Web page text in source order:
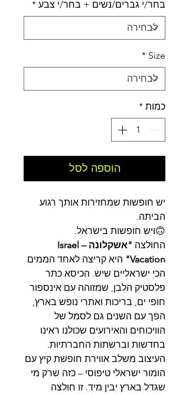
בחר/י גברים/נשים + בחר/י צבע *
Size
*
כמות *
הוספה לסל
יש חופשות שמחזירות אותך רגוע
הביתה.
🙃ויש חופשות בישראל.
החולצה
"אשקלונה – Israel
Vacation"
היא קריצה לאחד הממים
הכי ישראליים שיש. הכיסא כתר
פלסטיק הלבן, שמזוהה עם אינספור
חופי ים, בריכות ואתרי נופש בארץ,
הפך עם השנים גם לסמל של
הוויכוחים והאירועים שכולנו ראינו
בחדשות וברשתות החברתיות.
העיצוב משלב אווירת חופשת קיץ עם
הומור ישראלי טיפוסי – כזה שרק מי
שגדל בארץ יבין מיד. זו חולצה